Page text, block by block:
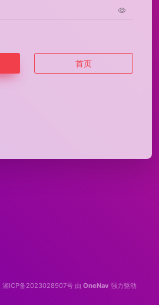
首页
湘ICP备2023028907号 由 OneNav 强力驱动